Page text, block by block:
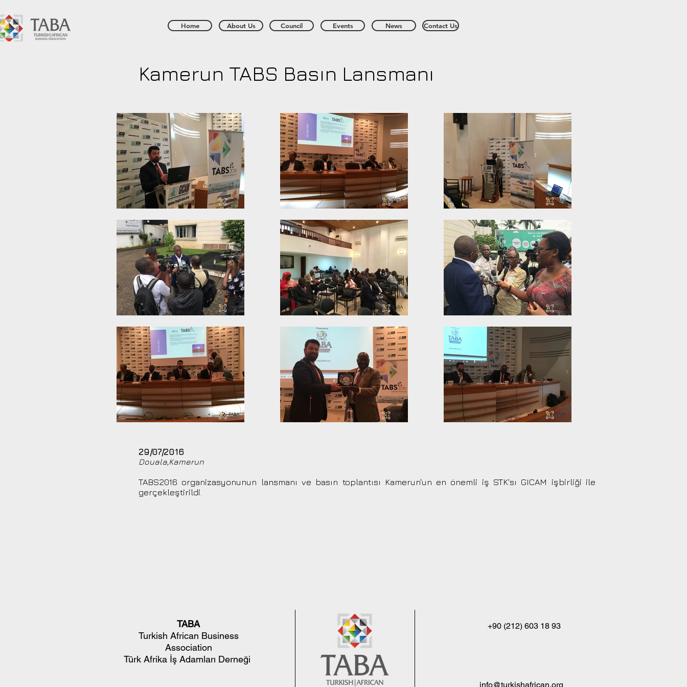
Home About Us Council Events News Contact Us
Kamerun TABS Basın Lansmanı
29/07/2016
Douala,Kamerun
TABS2016 organizasyonunun lansmanı ve basın toplantısı Kamerun'un en önemli iş STK'sı GICAM işbirliği ile
gerçekleştirildi.
TABA
Turkish African Business
Association
Türk Afrika İş Adamları Derneği
+90 (212) 603 18 93
info@turkishafrican.org